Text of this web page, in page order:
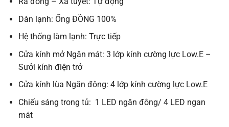
Dàn lạnh: Ống ĐỒNG 100%
Hệ thống làm lạnh: Trực tiếp
Cửa kính mở Ngăn mát: 3 lớp kính cường lực Low.E –
Sưởi kính điện trở
Cửa kính lùa Ngăn đông: 4 lớp kính cường lực Low.E
Chiếu sáng trong tủ: 1 LED ngăn đông/ 4 LED ngan
mát